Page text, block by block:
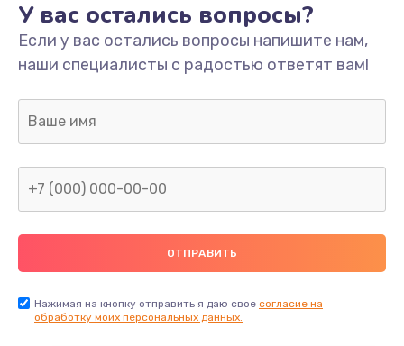
Замена/Pемонт карбюратора
1300 руб.
Заказать
Ремонт капиллярной трубки
400 руб.
Заказать
У вас остались вопросы?
Если у вас остались вопросы напишите нам,
наши специалисты с радостью ответят вам!
Нажимая на кнопку отправить я даю свое согласие на
обработку моих персональных данных.